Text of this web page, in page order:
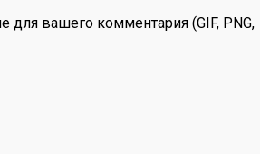
для вашего комментария (GIF, PNG,